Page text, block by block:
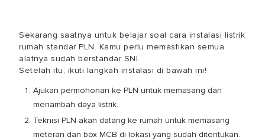
Sekarang saatnya untuk belajar soal cara instalasi listrik
rumah standar PLN. Kamu perlu memastikan semua
alatnya sudah berstandar SNI.
Setelah itu, ikuti langkah instalasi di bawah ini!
Ajukan permohonan ke PLN untuk memasang dan
menambah daya listrik.
Teknisi PLN akan datang ke rumah untuk memasang
meteran dan box MCB di lokasi yang sudah ditentukan.